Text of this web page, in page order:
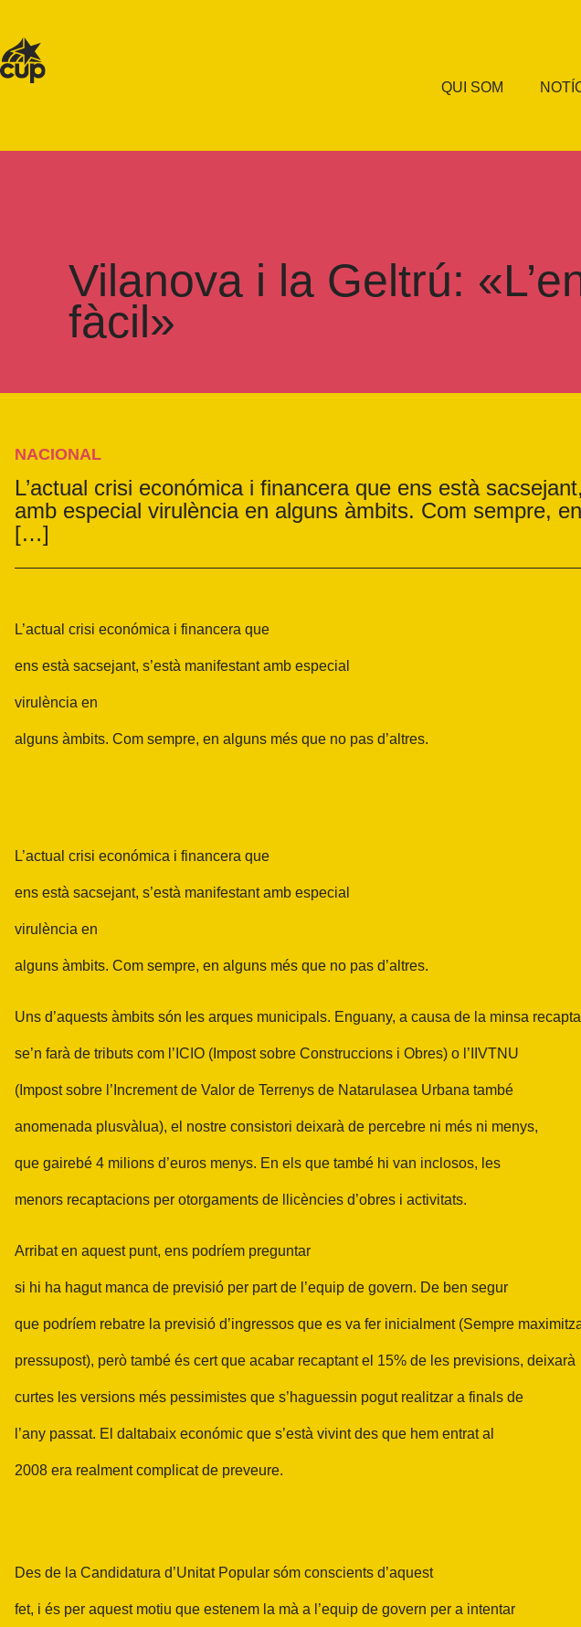
QUI SOM
Vilanova i la Geltrú:
fàcil»
NACIONAL
L’actual crisi económica i financera que ens està
amb especial virulència en alguns àmbits. Com sempre,
[…]
L’actual crisi económica i financera que
ens està sacsejant, s’està manifestant amb especial
virulència en
alguns àmbits. Com sempre, en alguns més que no pas d’altres.
L’actual crisi económica i financera que
ens està sacsejant, s’està manifestant amb especial
virulència en
alguns àmbits. Com sempre, en alguns més que no pas d’altres.
Uns d’aquests àmbits són les arques municipals. Enguany, a causa de la minsa
se’n farà de tributs com l’ICIO (Impost sobre Construccions i Obres) o l’IIVTNU
(Impost sobre l’Increment de Valor de Terrenys de Natarulasea Urbana també
anomenada plusvàlua), el nostre consistori deixarà de percebre ni més ni menys,
que gairebé 4 milions d’euros menys. En els que també hi van inclosos, les
menors recaptacions per otorgaments de llicències d’obres i activitats.
Arribat en aquest punt, ens podríem preguntar
si hi ha hagut manca de previsió per part de l’equip de govern. De ben segur
que podríem rebatre la previsió d’ingressos que es va fer inicialment (Sempre
pressupost), però també és cert que acabar recaptant el 15% de les previsions, deixarà
curtes les versions més pessimistes que s’haguessin pogut realitzar a finals de
l’any passat. El daltabaix económic que s’està vivint des que hem entrat al
2008 era realment complicat de preveure.
Des de la Candidatura d’Unitat Popular sóm conscients d’aquest
fet, i és per aquest motiu que estenem la mà a l’equip de govern per a intentar